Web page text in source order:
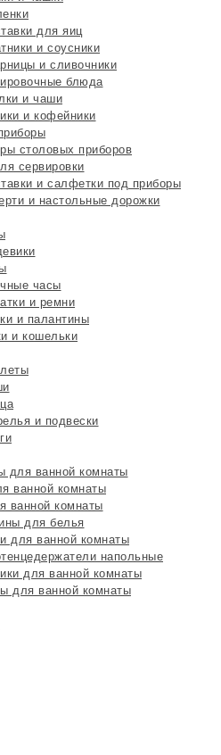
для яиц
и соусники
и сливочники
блюда
и чаши
и кофейники
столовых приборов
сервировки
и салфетки под приборы
и настольные дорожки
часы
и ремни
и палантины
и кошельки
и подвески
для ванной комнаты
ванной комнаты
ванной комнаты
для белья
для ванной комнаты
напольные
для ванной комнаты
для ванной комнаты